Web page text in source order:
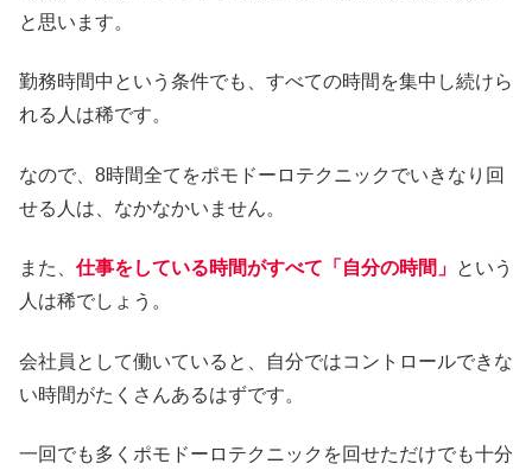
と思います。
勤務時間中という条件でも、すべての時間を集中し続けら
れる人は稀です。
なので、8時間全てをポモドーロテクニックでいきなり回
せる人は、なかなかいません。
また、 仕事をしている時間がすべて「自分の時間」 という
人は稀でしょう。
会社員として働いていると、自分ではコントロールできな
い時間がたくさんあるはずです。
一回でも多くポモドーロテクニックを回せただけでも十分